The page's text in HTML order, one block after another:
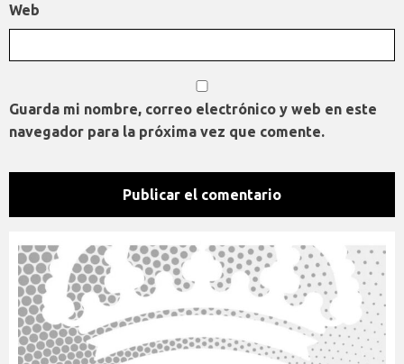
Web
Guarda mi nombre, correo electrónico y web en este
navegador para la próxima vez que comente.